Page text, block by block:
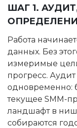
ШАГ 1.
Работа
данных. Без
измеримые
прогресс. Аудит
одновременно:
текущее SMM-
ландшафт в
собираются